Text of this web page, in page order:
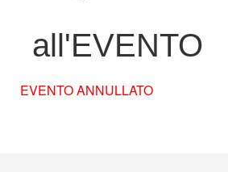
all'EVENTO
EVENTO ANNULLATO